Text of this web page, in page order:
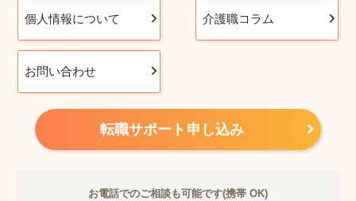
個人情報について 介護職コラム
お問い合わせ
転職サポート申し込み
お電話でのご相談も可能です(携帯 OK)